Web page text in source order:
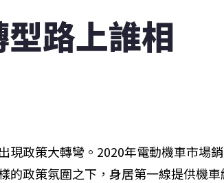
路上誰相
現政策大轉彎。2020年電動機車市場
的政策氛圍之下，身居第一線提供機